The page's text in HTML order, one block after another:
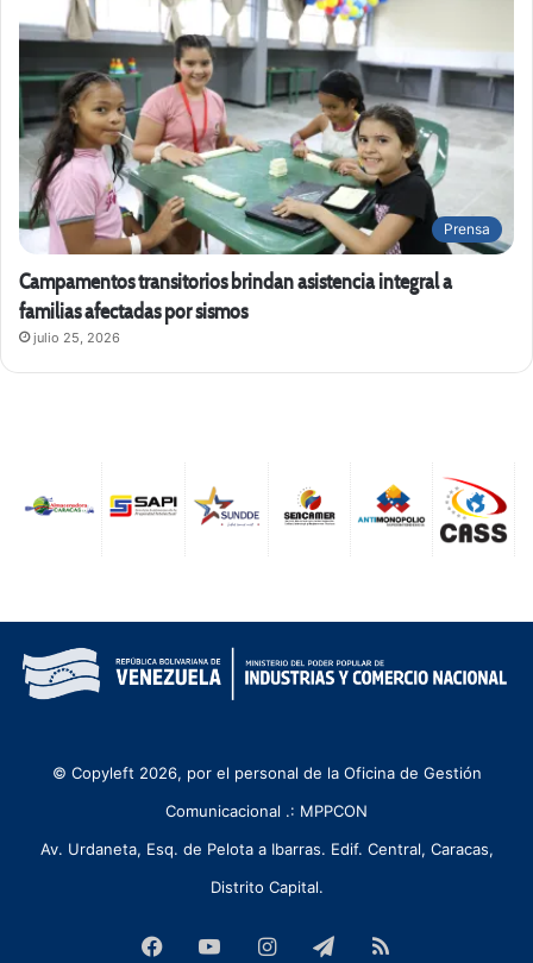
Prensa
Campamentos transitorios brindan asistencia integral a
familias afectadas por sismos
julio 25, 2026
© Copyleft 2026, por el personal de la Oficina de Gestión
Comunicacional .: MPPCON
Av. Urdaneta, Esq. de Pelota a Ibarras. Edif. Central, Caracas,
Distrito Capital.
FacebookYouTubeInstagramTelegram